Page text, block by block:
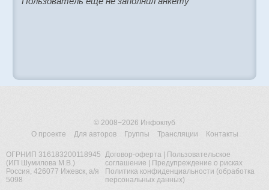
© 2008−2026 Инфоклуб
О проекте
Для авторов Группы Трансляции Контакты
ОГРНИП 316183200118945
(ИП Шумилова М.В.)
Россия, 426077 Ижевск, а/я
5098
Договор-оферта|
Пользовательское
соглашение
Предупреждение о рисках
Политика конфиденциальности (обработка
персональных данных)